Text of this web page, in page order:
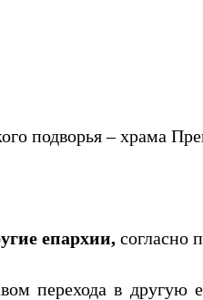
подворья – храма
епархии, согласно
перехода в другую